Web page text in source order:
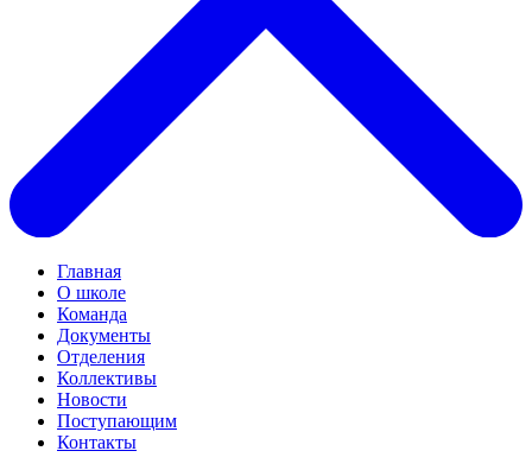
Главная
О школе
Команда
Документы
Отделения
Коллективы
Новости
Поступающим
Контакты